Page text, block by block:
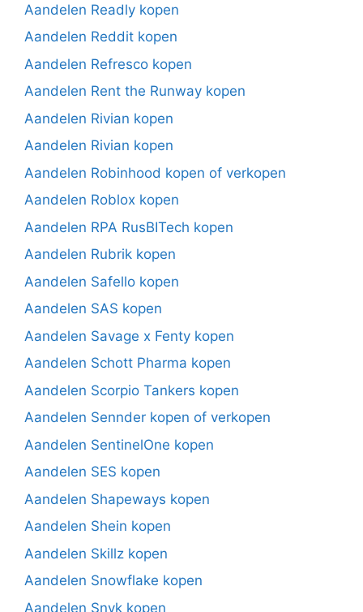
Aandelen Readly kopen
Aandelen Reddit kopen
Aandelen Refresco kopen
Aandelen Rent the Runway kopen
Aandelen Rivian kopen
Aandelen Rivian kopen
Aandelen Robinhood kopen of verkopen
Aandelen Roblox kopen
Aandelen RPA RusBITech kopen
Aandelen Rubrik kopen
Aandelen Safello kopen
Aandelen SAS kopen
Aandelen Savage x Fenty kopen
Aandelen Schott Pharma kopen
Aandelen Scorpio Tankers kopen
Aandelen Sennder kopen of verkopen
Aandelen SentinelOne kopen
Aandelen SES kopen
Aandelen Shapeways kopen
Aandelen Shein kopen
Aandelen Skillz kopen
Aandelen Snowflake kopen
Aandelen Snyk kopen